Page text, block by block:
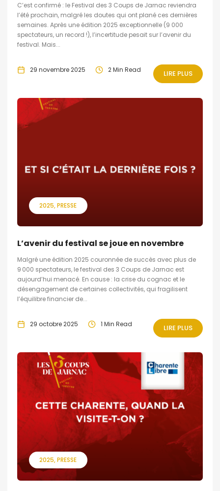
C’est confirmé : le Festival des 3 Coups de Jarnac reviendra
l’été prochain, malgré les doutes qui ont plané ces dernières
semaines. Après une édition 2025 exceptionnelle (9 000
spectateurs, un record !), l’incertitude pesait sur l’avenir du
festival. Mais...
29 novembre 2025 2 Min Read LIRE PLUS
2025 PRESSE
L’avenir du festival se joue en novembre
Malgré une édition 2025 couronnée de succès avec plus de
9 000 spectateurs, le festival des 3 Coups de Jarnac est
aujourd’hui menacé. En cause : la crise du cognac et le
désengagement de certaines collectivités, qui fragilisent
l’équilibre financier de...
29 octobre 2025 1 Min Read LIRE PLUS
2025 PRESSE